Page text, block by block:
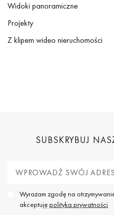
Widoki panoramiczne
Projekty
Z klipem wideo nieruchomości
SUBSKRYBUJ
Wyrażam zgodę na
akceptujępolityka prywatności